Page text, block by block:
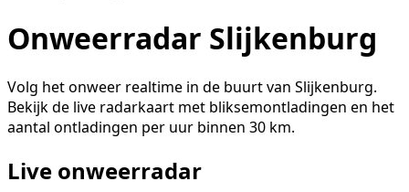
Onweerradar Slijkenburg
Volg het onweer realtime in de buurt van Slijkenburg.
Bekijk de live radarkaart met bliksemontladingen en het
aantal ontladingen per uur binnen 30 km.
Live onweerradar